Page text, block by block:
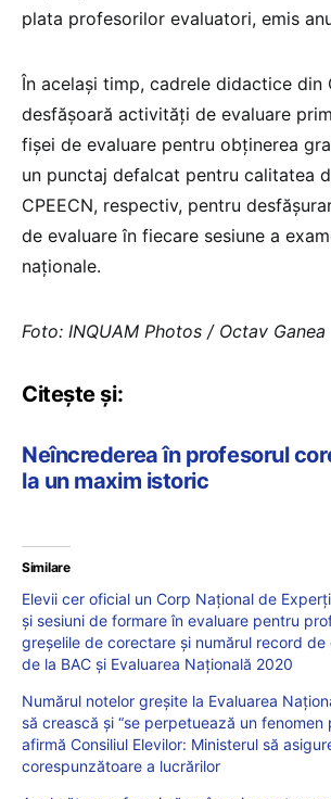
plata profesorilor evaluatori, emis
În același timp, cadrele didactice din
desfășoară activități de evaluare
fișei de evaluare pentru obținerea
un punctaj defalcat pentru calitatea
CPEECN, respectiv, pentru
de evaluare în fiecare sesiune a
naționale.
Foto: INQUAM Photos / Octav Ganea
Citește și:
Neîncrederea în profesorul
la un maxim istoric
Similare
Elevii cer oficial un Corp Național de
și sesiuni de formare în evaluare pentru
greșelile de corectare și numărul record
de la BAC și Evaluarea Națională 2020
Numărul notelor greșite la Evaluarea
să crească și “se perpetuează un fenomen
afirmă Consiliul Elevilor: Ministerul să
corespunzătoare a lucrărilor